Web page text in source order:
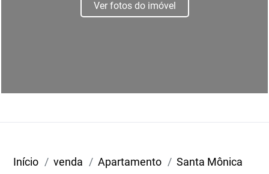
Ver fotos do imóvel
Início venda Apartamento Santa Mônica